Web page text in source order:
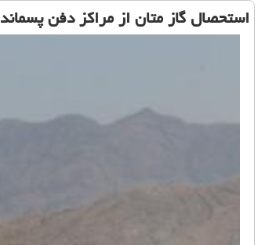
استحصال گاز متان از مراكز دفن پسماند